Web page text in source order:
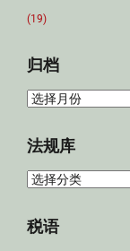
(19)
归档
归
法规库
法
库
税语